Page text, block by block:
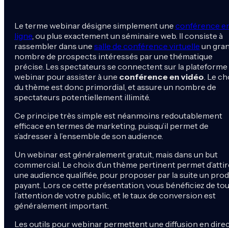
Le terme webinar désigne simplement une conférence
ligne , ou plus exactement un séminaire web. Il consiste à
rassembler dans une salle de conférence virtuelle un
nombre de prospects intéressés par une thématique
précise. Les spectateurs se connectent sur la plateforme
webinar pour assister à une conférence en vidéo . Le
du thème est donc primordial, et assure un nombre de
spectateurs potentiellement illimité.
Ce principe très simple est néanmoins redoutablement
efficace en termes de marketing, puisqu’il permet de
s’adresser à l’ensemble de son audience.
Un webinar est généralement gratuit, mais dans un but
commercial. Le choix d’un thème pertinent permet
une audience qualifiée, pour proposer par la suite un
payant. Lors ce cette présentation, vous bénéficiez de
l’attention de votre public, et le taux de conversion est
généralement important.
Les outils pour webinar permettent une diffusion en